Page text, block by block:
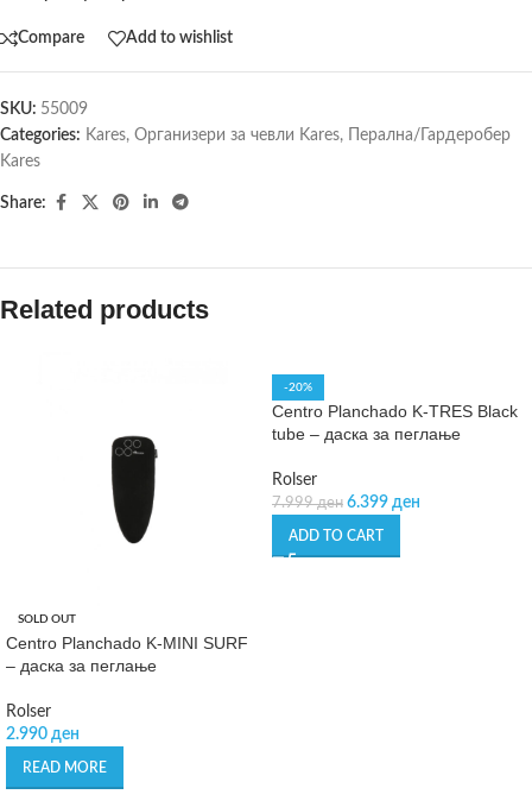
Compare Add to wishlist
SKU: 55009
Categories: Kares, Организери за чевли Kares,
Перална/Гардеробер
Kares
Share:
Related products
SOLD OUT
Centro Planchado K-MINI SURF
– даска за пеглање
Rolser
2.990 ден
READ MORE
-20%
Centro Planchado K-TRES Black
tube – даска за пеглање
Rolser
7.999ден 6.399 ден
ADD TO CART